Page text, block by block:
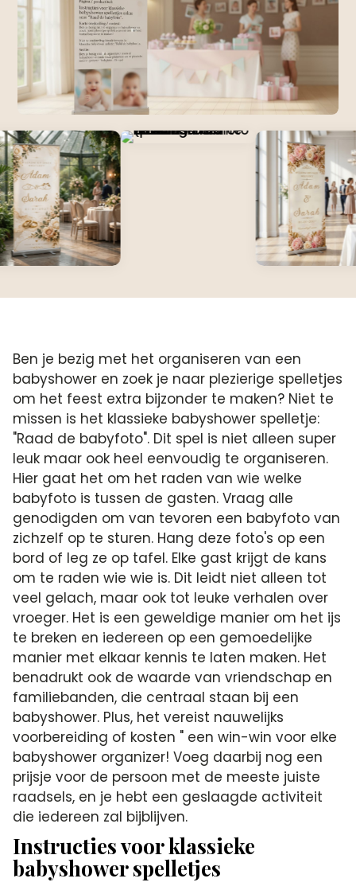
Ben je bezig met het organiseren van een
babyshower en zoek je naar plezierige spelletjes
om het feest extra bijzonder te maken? Niet te
missen is het klassieke babyshower spelletje:
"Raad de babyfoto". Dit spel is niet alleen super
leuk maar ook heel eenvoudig te organiseren.
Hier gaat het om het raden van wie welke
babyfoto is tussen de gasten. Vraag alle
genodigden om van tevoren een babyfoto van
zichzelf op te sturen. Hang deze foto's op een
bord of leg ze op tafel. Elke gast krijgt de kans
om te raden wie wie is. Dit leidt niet alleen tot
veel gelach, maar ook tot leuke verhalen over
vroeger. Het is een geweldige manier om het ijs
te breken en iedereen op een gemoedelijke
manier met elkaar kennis te laten maken. Het
benadrukt ook de waarde van vriendschap en
familiebanden, die centraal staan bij een
babyshower. Plus, het vereist nauwelijks
voorbereiding of kosten " een win-win voor elke
babyshower organizer! Voeg daarbij nog een
prijsje voor de persoon met de meeste juiste
raadsels, en je hebt een geslaagde activiteit
die iedereen zal bijblijven.
Instructies voor klassieke
babyshower spelletjes